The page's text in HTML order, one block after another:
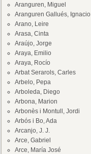
Aranguren, Miguel
Aranguren Gallués, Ignacio
Arano, Leire
Arasa, Cinta
Araújo, Jorge
Araya, Emilio
Araya, Rocío
Arbat Serarols, Carles
Arbelo, Pepa
Arboleda, Diego
Arbona, Marion
Arbonès i Montull, Jordi
Arbós i Bo, Ada
Arcanjo, J. J.
Arce, Gabriel
Arce, María José